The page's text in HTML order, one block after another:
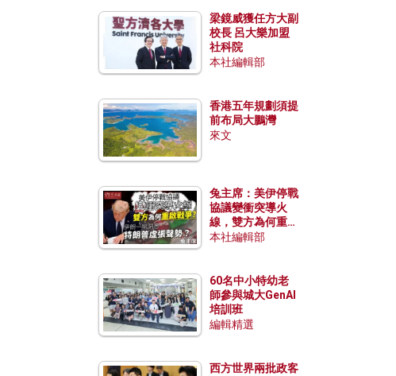
梁鏡威獲任方大副
校長 呂大樂加盟
社科院
本社編輯部
香港五年規劃須提
前布局大鵬灣
來文
兔主席：美伊停戰
協議變衝突導火
線，雙方為何重啟
戰爭？伊朗一早洞
本社編輯部
60名中小特幼老
師參與城大GenAI
培訓班
編輯精選
西方世界兩批政客